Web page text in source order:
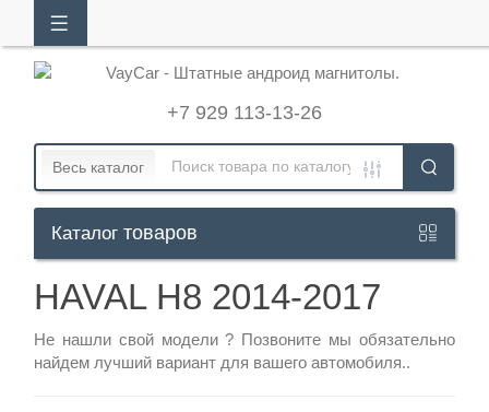
ТОВАРОВ
113-
13-
+7 929 113-13-26
Весь каталог
Каталог товаров
HAVAL H8 2014-2017
Не нашли свой модели ? Позвоните мы обязательно
найдем лучший вариант для вашего автомобиля..